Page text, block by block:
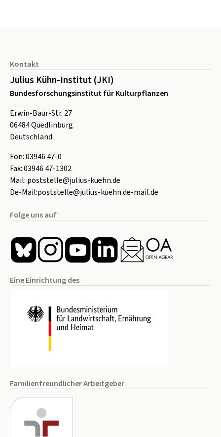
Kontakt
Julius Kühn-Institut (JKI)
Bundesforschungsinstitut für Kulturpflanzen
Erwin-Baur-Str. 27
06484Quedlinburg
Deutschland
Fon:03946 47-0
Fax:03946 47-1302
Mail: poststelle@julius-kuehn.de
De-Mail:poststelle@julius-kuehn.de-mail.de
Folge uns auf
Eine Einrichtung des
Familienfreundlicher Arbeitgeber